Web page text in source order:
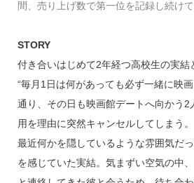
間、売り上げ数で第一位を記録し続けて
STORY
付き合いはじめて2年経つ高校生の実結
“毎月1日は何があっても必ず一緒に映
通り、その日も映画館デートへ向かう2
用を理由に突然キャンセルしてしまう。
最近何かを隠しているような雰囲気だ
を感じていた実結。気まずい空気の中